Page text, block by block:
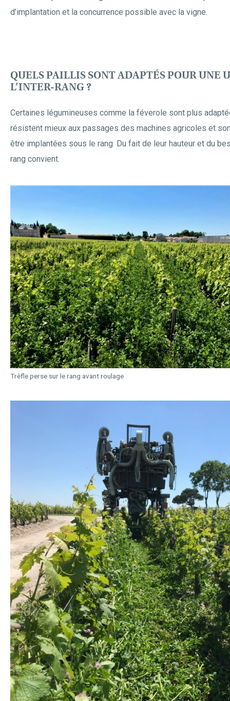
d’implantation et la concurrence possible avec la vigne.
QUELS PAILLIS SONT ADAPTÉS POUR UNE
L’INTER-RANG ?
Certaines légumineuses comme la féverole sont plus
résistent mieux aux passages des machines agricoles et
être implantées sous le rang. Du fait de leur hauteur et du
rang convient.
Trèfle perse sur le rang avant roulage